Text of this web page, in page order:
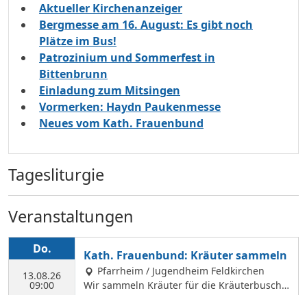
Aktueller Kirchenanzeiger
Bergmesse am 16. August: Es gibt noch
Plätze im Bus!
Patrozinium und Sommerfest in
Bittenbrunn
Einladung zum Mitsingen
Vormerken: Haydn Paukenmesse
Neues vom Kath. Frauenbund
Tagesliturgie
Veranstaltungen
Do.
13.08.26
09:00
Kath. Frauenbund: Kräuter sammeln
Pfarrheim / Jugendheim Feldkirchen
Wir sammeln Kräuter für die Kräuterbusche